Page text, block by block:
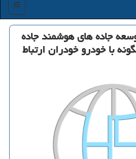
منو
جاده های هوشمند جاده
با خودرو خودران ارتباط